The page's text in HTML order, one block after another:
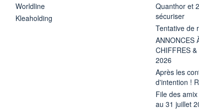
Worldline
Kleaholding
Quanthor et
sécuriser
Tentative de
ANNONCES
CHIFFRES
2026
Après les
d'intention !
File des
au 31 juillet